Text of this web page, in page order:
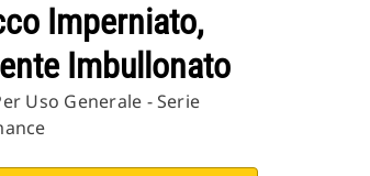
Imperniato,
Imbullonato
Uso Generale - Serie